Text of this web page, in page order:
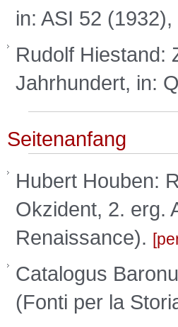
in: ASI 52
Rudolf Hiestand:
Jahrhundert, in:
Seitenanfang
Hubert Houben:
Okzident, 2. erg.
Renaissance).
Catalogus
(Fonti per la